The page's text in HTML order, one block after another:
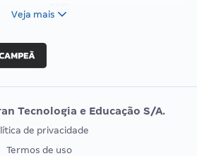
Vunesp
EXAME DE ORDEM
Veja mais
Tecnologia e Educação S/A.
de privacidade
Termos de uso